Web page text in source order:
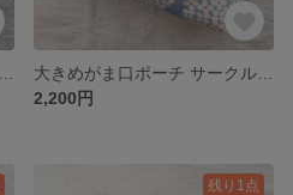
2,200円
残り1点